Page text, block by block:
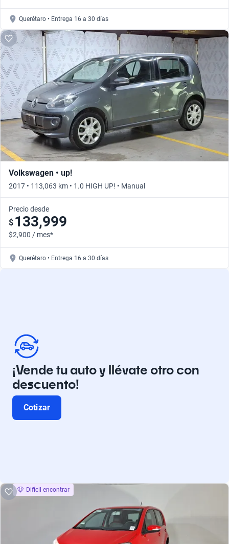
Querétaro • Entrega 16 a 30 días
Volkswagen • up!
2017 • 113,063 km • 1.0 HIGH UP! • Manual
Precio desde
$ 133,999
$2,900 / mes*
Querétaro • Entrega 16 a 30 días
¡Vende tu auto y llévate otro con
descuento!
Cotizar
Difícil encontrar